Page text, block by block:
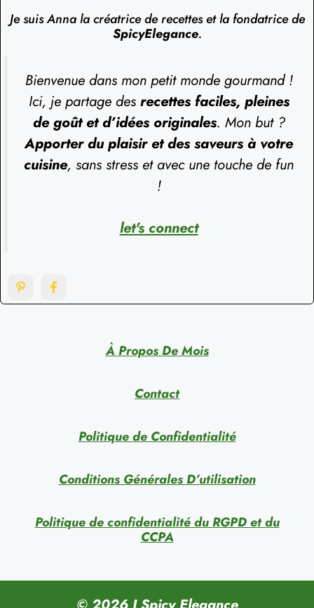
Je suis Anna la créatrice de recettes et la fondatrice de
SpicyElegance.
Bienvenue dans mon petit monde gourmand !
Ici, je partage des recettes faciles, pleines
de goût et d’idées originales. Mon but ?
Apporter du plaisir et des saveurs à votre
cuisine, sans stress et avec une touche de fun
!
let's connect
À Propos De Mois
Contact
Politique de Confidentialité
Conditions Générales D’utilisation
Politique de confidentialité du RGPD et du
CCPA